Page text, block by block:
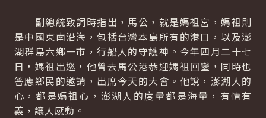
副總統致詞時指出，馬公，就是媽祖宮，媽祖則
是中國東南沿海，包括台灣本島所有的港口，以及澎
湖群島六鄉一市，行船人的守護神。今年四月二十七
日，媽祖出巡，他曾去馬公港恭迎媽祖回鑾，同時也
答應鄉民的邀請，出席今天的大會。他說，澎湖人的
心，都是媽祖心，澎湖人的度量都是海量，有情有
義，讓人感動。